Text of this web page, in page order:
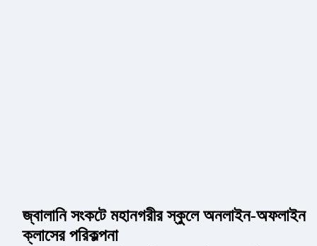
জ্বালানি সংকটে মহানগরীর স্কুলে অনলাইন-অফলাইন
ক্লাসের পরিকল্পনা